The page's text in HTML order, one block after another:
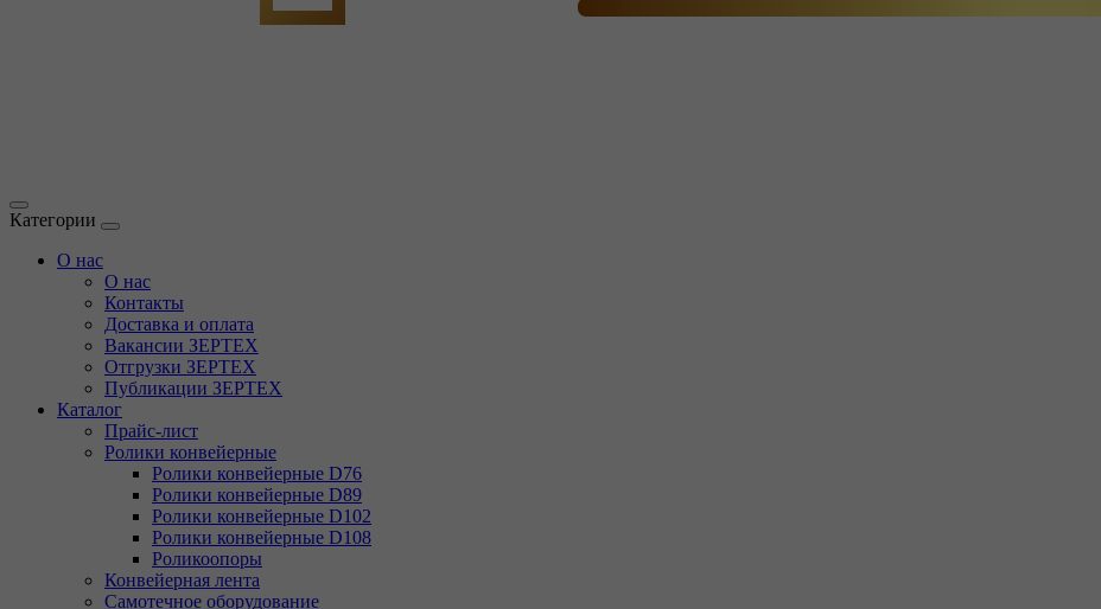
Категории
О нас
О нас
Контакты
Доставка и оплата
Вакансии ЗЕРТЕХ
Отгрузки ЗЕРТЕХ
Публикации ЗЕРТЕХ
Каталог
Прайс-лист
Ролики конвейерные
Ролики конвейерные D76
Ролики конвейерные D89
Ролики конвейерные D102
Ролики конвейерные D108
Роликоопоры
Конвейерная лента
Самотечное оборудование